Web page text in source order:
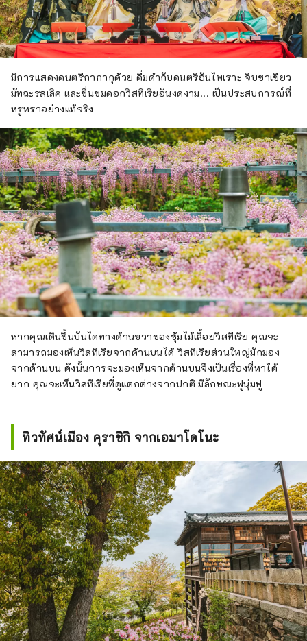
มีการแสดงดนตรีกากากุด้วย ดื่มด่ำกับดนตรีอันไพเราะ จิบชาเขียว
มัทฉะรสเลิศ และชื่นชมดอกวิสทีเรียอันงดงาม... เป็นประสบการณ์ที่
หรูหราอย่างแท้จริง
หากคุณเดินขึ้นบันไดทางด้านขวาของซุ้มไม้เลื้อยวิสทีเรีย คุณจะ
สามารถมองเห็นวิสทีเรียจากด้านบนได้ วิสทีเรียส่วนใหญ่มักมอง
จากด้านบน ดังนั้นการจะมองเห็นจากด้านบนจึงเป็นเรื่องที่หาได้
ยาก คุณจะเห็นวิสทีเรียที่ดูแตกต่างจากปกติ มีลักษณะฟูนุ่มฟู
ทิวทัศน์เมือง คุราชิกิ จากเอมาโดโนะ